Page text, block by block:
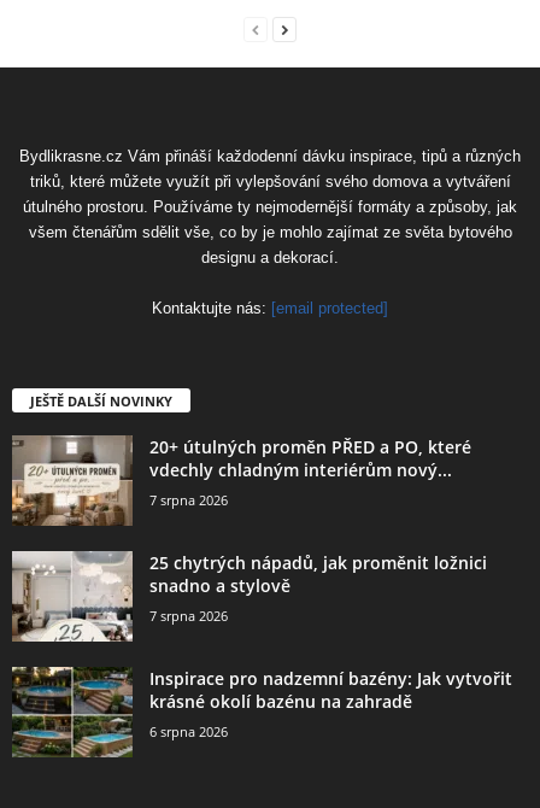
Bydlikrasne.cz Vám přináší každodenní dávku inspirace, tipů a různých
triků, které můžete využít při vylepšování svého domova a vytváření
útulného prostoru. Používáme ty nejmodernější formáty a způsoby, jak
všem čtenářům sdělit vše, co by je mohlo zajímat ze světa bytového
designu a dekorací.
Kontaktujte nás: [email protected]
JEŠTĚ DALŠÍ NOVINKY
20+ útulných proměn PŘED a PO, které
vdechly chladným interiérům nový...
7 srpna 2026
25 chytrých nápadů, jak proměnit ložnici
snadno a stylově
7 srpna 2026
Inspirace pro nadzemní bazény: Jak vytvořit
krásné okolí bazénu na zahradě
6 srpna 2026